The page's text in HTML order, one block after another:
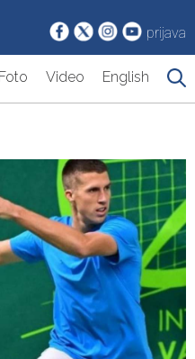
prijava
Foto Video English